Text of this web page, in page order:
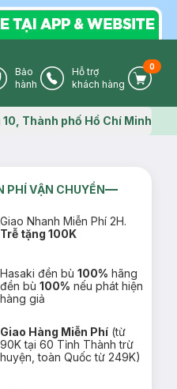
Warranty Icon
Bảo
hành
Phone Icon
Hỗ trợ
khách hàng
Cart
0
Map icon
Thành phố Hồ Chí Minh
PHÍ VẬN CHUYỂN
Giao Nhanh Miễn Phí 2H.
Trễ tặng 100K
Hasaki đền bù100% hãng
đền bù100% nếu phát hiện
hàng giả
Giao Hàng Miễn Phí (từ
90K tại 60 Tỉnh Thành trừ
huyện, toàn Quốc từ 249K)